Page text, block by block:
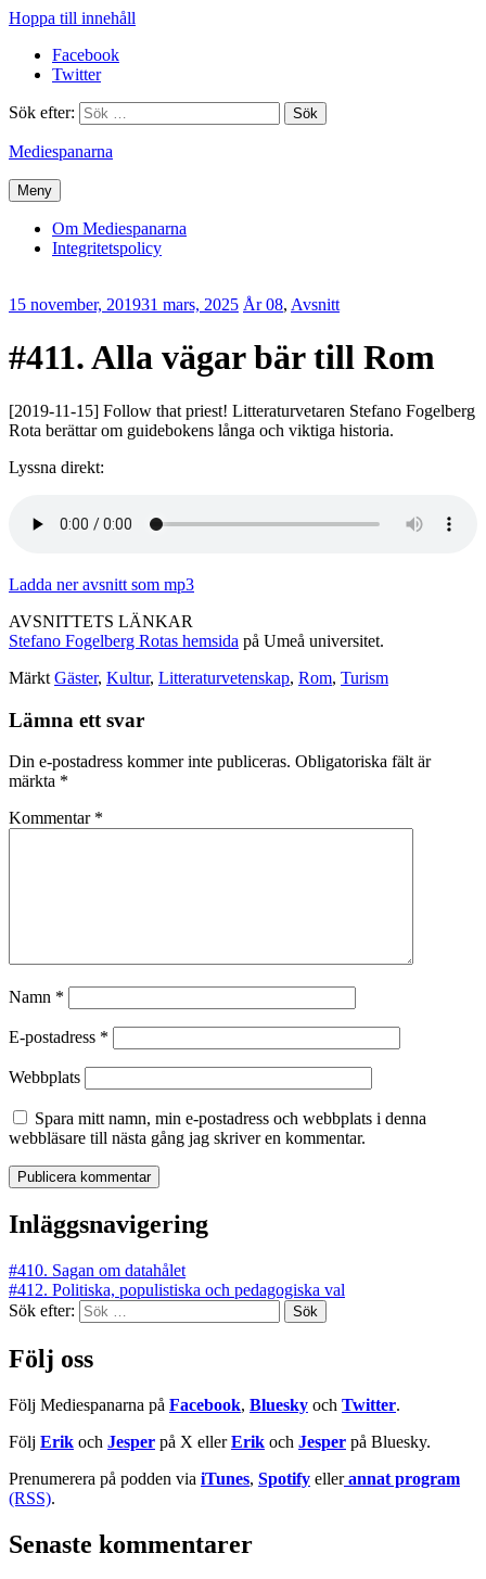
Hoppa till innehåll
Facebook
Twitter
Sök efter:
Mediespanarna
Meny
Om Mediespanarna
Integritetspolicy
15 november, 201931 mars, 2025 Erik
År 08, Avsnitt
#411. Alla vägar bär till Rom
[2019-11-15] Follow that priest! Litteraturvetaren Stefano Fogelberg
Rota berättar om guidebokens långa och viktiga historia.
Lyssna direkt:
Ladda ner avsnitt som mp3
AVSNITTETS LÄNKAR
Stefano Fogelberg Rotas hemsida på Umeå universitet.
Märkt Gäster, Kultur, Litteraturvetenskap, Rom, Turism
Lämna ett svar
Din e-postadress kommer inte publiceras. Obligatoriska fält är
märkta *
Kommentar *
Namn *
E-postadress *
Webbplats
Spara mitt namn, min e-postadress och webbplats i denna
webbläsare till nästa gång jag skriver en kommentar.
Inläggsnavigering
#410. Sagan om datahålet
#412. Politiska, populistiska och pedagogiska val
Sök efter:
Följ oss
Följ Mediespanarna på Facebook, Bluesky och Twitter.
Följ Erik och Jesper på X ellerErik och Jesper på Bluesky.
Prenumerera på podden via iTunes, Spotify eller annat program
(RSS).
Senaste kommentarer